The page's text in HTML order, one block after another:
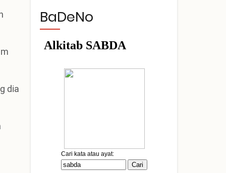
dia
BaDeNo